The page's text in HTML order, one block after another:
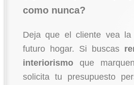
como nunca?
Deja que el cliente vea
futuro hogar. Si buscas
interiorismoque
solicita tu presupuesto